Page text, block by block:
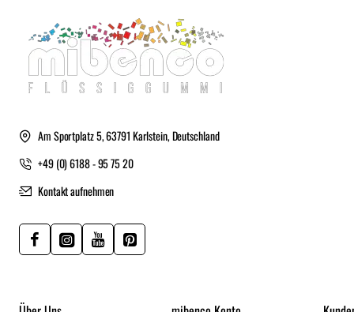
Am Sportplatz 5, 63791 Karlstein, Deutschland
+49 (0) 6188 - 95 75 20
Kontakt aufnehmen